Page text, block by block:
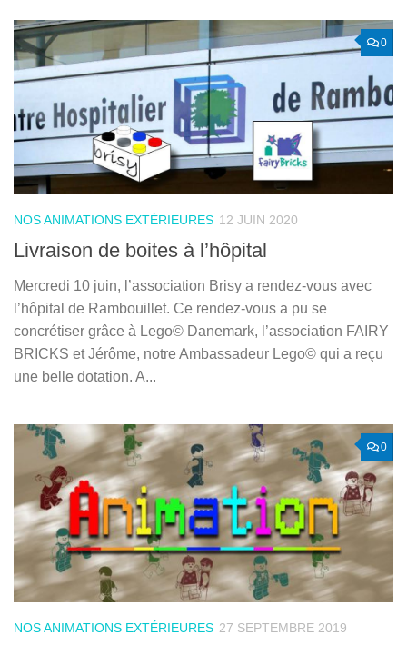
0
NOS ANIMATIONS EXTÉRIEURES 12 JUIN 2020
Livraison de boites à l’hôpital
Mercredi 10 juin, l’association Brisy a rendez-vous avec
l’hôpital de Rambouillet. Ce rendez-vous a pu se
concrétiser grâce à Lego© Danemark, l’association FAIRY
BRICKS et Jérôme, notre Ambassadeur Lego© qui a reçu
une belle dotation. A...
0
NOS ANIMATIONS EXTÉRIEURES 27 SEPTEMBRE 2019